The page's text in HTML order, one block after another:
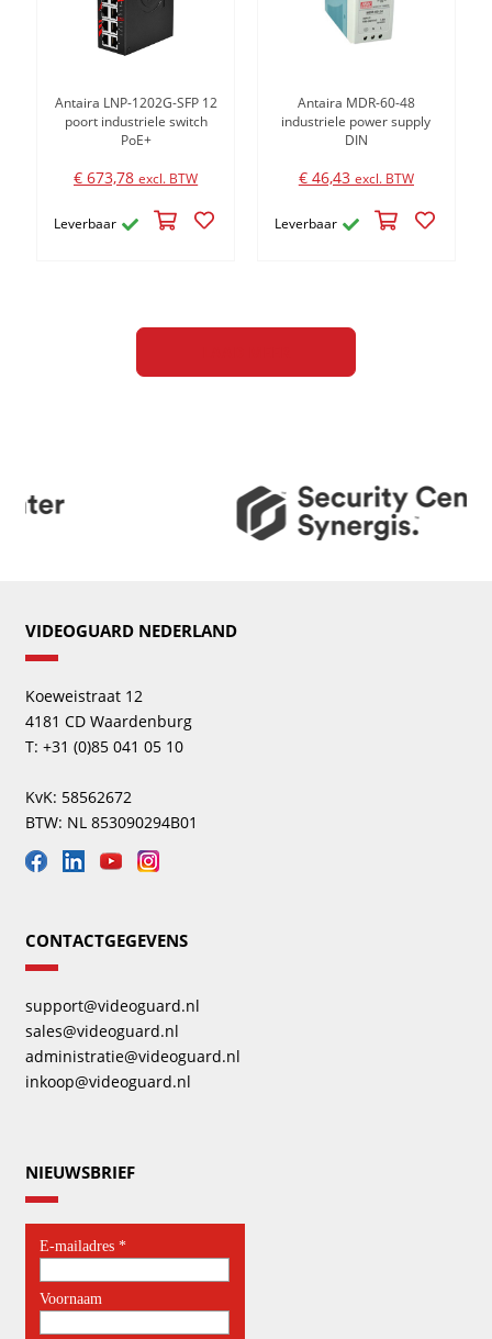
Antaira LNP-1202G-SFP 12
poort industriele switch
PoE+
€ 673,78excl. BTW
Leverbaar
Antaira MDR-60-48
industriele power supply
DIN
€ 46,43 excl. BTW
Leverbaar
VIDEOGUARD NEDERLAND
Koeweistraat 12
4181 CD Waardenburg
T: +31 (0)85 041 05 10
KvK: 58562672
BTW: NL 853090294B01
CONTACTGEGEVENS
support@videoguard.nl
sales@videoguard.nl
administratie@videoguard.nl
inkoop@videoguard.nl
NIEUWSBRIEF